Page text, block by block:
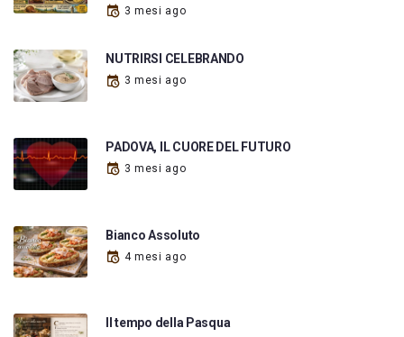
3 mesi ago
NUTRIRSI CELEBRANDO
3 mesi ago
PADOVA, IL CUORE DEL FUTURO
3 mesi ago
Bianco Assoluto
4 mesi ago
Il tempo della Pasqua